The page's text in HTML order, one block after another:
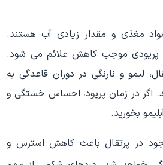
مغذی و مقدار زیادی آب هستند.
پریودی موجب کاهش علائم می شود.
لیمو و نارنگی در دوران قاعدگی به
اگر در زمان پریود، احساس خستگی و
بخورید.